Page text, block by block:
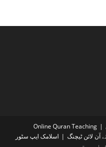
Online Quran Teaching
اسلامک ایپ سٹور
آن لائن ٹیچنگ